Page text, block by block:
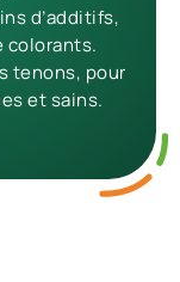
d’additifs,
colorants.
tenons, pour
et sains.